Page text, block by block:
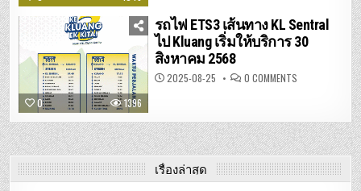
KUALA
LUMPUR
–
JOHOR
ให้
บริการ
0 1396
รถไฟ ETS3 เส้นทาง KL Sentral
ไป Kluang เริ่มให้บริการ 30
สิงหาคม 2568
2025-08-25 0 COMMENTSON
รถไฟ
KL
SENTRAL
ไป
KLUANG
เริ่ม
ให้
บริการ
เรื่องล่าสุด